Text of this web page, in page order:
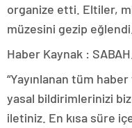
organize etti. Eltiler,
müzesini gezip eğlendi.
Haber Kaynak :
“Yayınlanan tüm
yasal bildirimlerinizi
iletiniz. En kısa süre